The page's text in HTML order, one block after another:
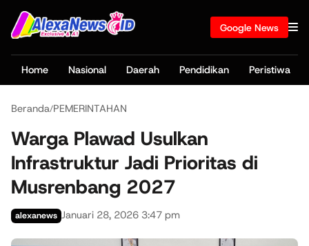
Google News
Home Nasional Daerah Pendidikan Peristiwa
Beranda/PEMERINTAHAN
Warga Plawad Usulkan
Infrastruktur Jadi Prioritas di
Musrenbang 2027
alexanews Januari 28, 2026 3:47 pm